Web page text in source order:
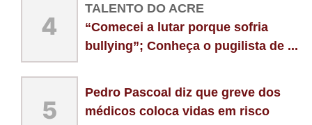
4
TALENTO DO ACRE
“Comecei a lutar porque sofria
bullying”; Conheça o pugilista de ...
5
Pedro Pascoal diz que greve dos
médicos coloca vidas em risco